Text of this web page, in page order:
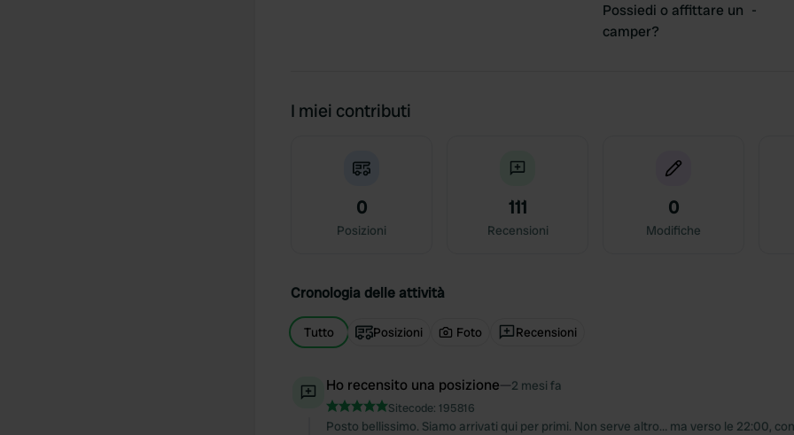
Possiedi o affittare un
camper?
-
I miei contributi
0
Posizioni
111
Recensioni
0
Modifiche
Cronologia delle attività
Tutto Posizioni Foto Recensioni
Ho recensito una posizione—2 mesi fa
Sitecode: 195816
Posto bellissimo. Siamo arrivati qui per primi. Non serve altro… ma verso le 22:00, con